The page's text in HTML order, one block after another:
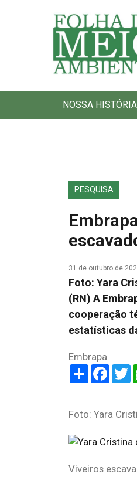
Folha do Meio Ambiente
NOSSA HISTÓRIA
PESQUISA
31 de outubro de
Foto: Yara
(RN) A
cooperação
estatísticas
Embrapa
Share
Foto: Yara
Viveiros